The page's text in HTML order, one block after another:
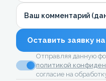
Ваш комментарий
Оставить заявку
Отправляя данную
политикой
согласие на